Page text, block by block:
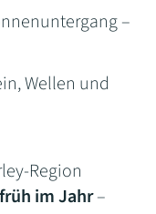
–
Wellen und
Region
im Jahr–